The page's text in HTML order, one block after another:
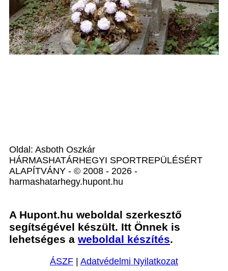
Oldal: Asboth Oszkár
HÁRMASHATÁRHEGYI SPORTREPÜLÉSÉRT
ALAPÍTVÁNY - © 2008 - 2026 -
harmashatarhegy.hupont.hu
A Hupont.hu weboldal szerkesztő
segítségével készült. Itt Önnek is
lehetséges a weboldal készítés.
ÁSZF Adatvédelmi Nyilatkozat